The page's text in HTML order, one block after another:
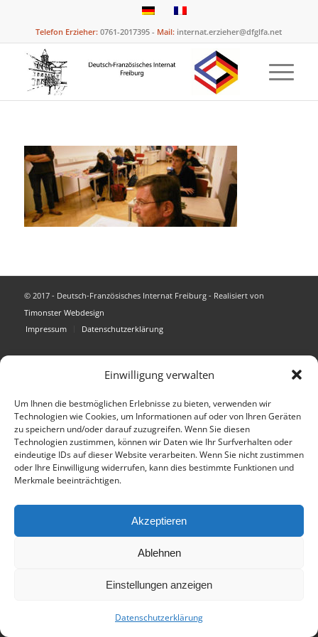
Einwilligung verwalten
Um Ihnen die bestmöglichen Erlebnisse zu bieten, verwenden wir
Technologien wie Cookies, um Informationen auf oder von Ihren Geräten
zu speichern und/oder darauf zuzugreifen. Wenn Sie diesen
Technologien zustimmen, können wir Daten wie Ihr Surfverhalten oder
eindeutige IDs auf dieser Website verarbeiten. Wenn Sie nicht zustimmen
oder Ihre Einwilligung widerrufen, kann dies bestimmte Funktionen und
Merkmale beeinträchtigen.
Akzeptieren
Ablehnen
Einstellungen anzeigen
Datenschutzerklärung
Telefon Erzieher: 0761-2017395 - Mail: internat.erzieher@dfglfa.net
© 2017 - Deutsch-Französisches Internat Freiburg - Realisiert von
Timonster Webdesign
Impressum
Datenschutzerklärung